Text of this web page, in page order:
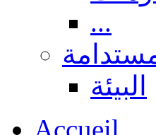
...
البيئة